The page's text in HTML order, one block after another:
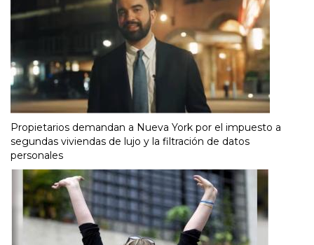
Propietarios demandan a Nueva York por el impuesto a
segundas viviendas de lujo y la filtración de datos
personales